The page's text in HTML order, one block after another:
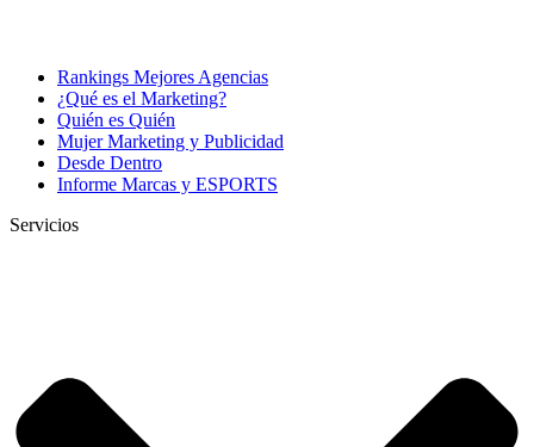
Rankings Mejores Agencias
¿Qué es el Marketing?
Quién es Quién
Mujer Marketing y Publicidad
Desde Dentro
Informe Marcas y ESPORTS
Servicios